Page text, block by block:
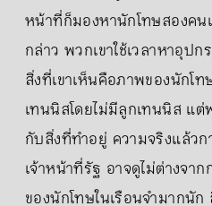
หน้าที่ก็มองหานักโทษสองคน
กล่าว พวกเขาใช้เวลาหาอุป
สิ่งที่เขาเห็นคือภาพของนักโ
เทนนิสโดยไม่มีลูกเทนนิส แต่
กับสิ่งที่ทำอยู่ ความจริงแล้ว
เจ้าหน้าที่รัฐ อาจดูไม่ต่างจา
ของนักโทษในเรือนจำมากนั